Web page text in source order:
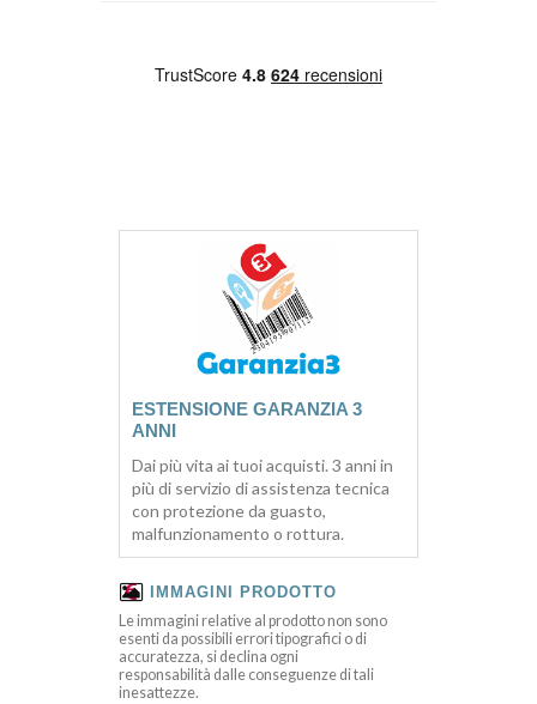
ESTENSIONE GARANZIA 3
ANNI
Dai più vita ai tuoi acquisti. 3 anni in
più di servizio di assistenza tecnica
con protezione da guasto,
malfunzionamento o rottura.
IMMAGINI PRODOTTO
Le immagini relative al prodotto non sono
esenti da possibili errori tipografici o di
accuratezza, si declina ogni
responsabilità dalle conseguenze di tali
inesattezze.